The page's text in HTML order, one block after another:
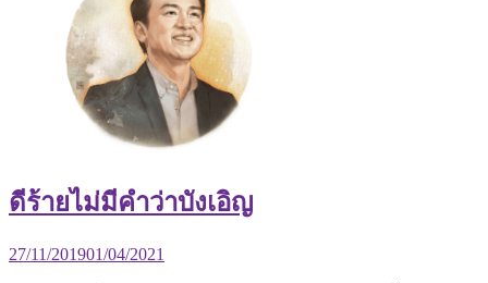
ดีร้ายไม่มีคำว่าบังเอิญ
27/11/201901/04/2021